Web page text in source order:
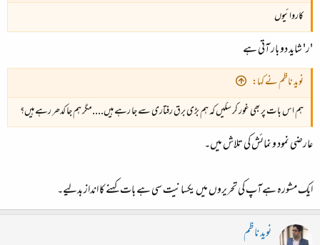
کاروائیوں
'ر' شاید دو بار آتی ہے
نوید ناظم نے کہا:
ہم اس بات پر بھی غور کر سکیں کہ ہم بڑی برق رفتاری سے جا رہے ہیں....مگر ہم جا کدھر رہے ہیں؟
عارضی نمود و نمائش کی تلاش میں۔
ایک مشورہ ہےآپ کی تحریروں میں یکسانیت سی ہے بات کہنے کا انداز بدلیے۔
نوید ناظم